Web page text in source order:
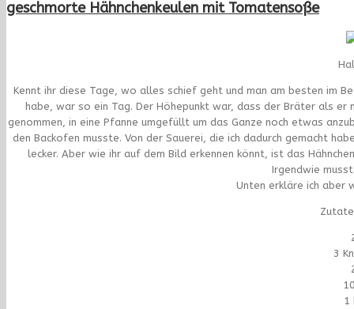
geschmorte Hähnchenkeulen mit Tomatensoße
Kennt ihr diese Tage, wo alles schief geht und man am besten im
habe, war so ein Tag. Der Höhepunkt war, dass der Bräter als
genommen, in eine Pfanne umgefüllt um das Ganze noch etwas
den Backofen musste. Von der Sauerei, die ich dadurch gemacht
lecker. Aber wie ihr auf dem Bild erkennen könnt, ist das
Irgendwie
Unten erkläre ich aber
3
1